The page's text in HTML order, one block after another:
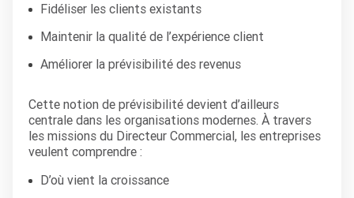
Fidéliser les clients existants
Maintenir la qualité de l’expérience client
Améliorer la prévisibilité des revenus
Cette notion de prévisibilité devient d’ailleurs
centrale dans les organisations modernes. À travers
les missions du Directeur Commercial, les entreprises
veulent comprendre :
D’où vient la croissance